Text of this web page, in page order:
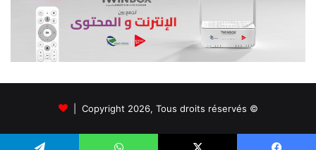
© Copyright 2026, Tous droits réservés |